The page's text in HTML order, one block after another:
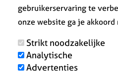
gebruikerservaring te
onze website ga je
Strikt noodzakelijke
Analytische
Advertenties